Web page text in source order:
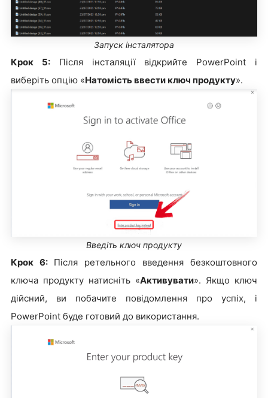
Запуск інсталятора
Крок 5:Після інсталяції відкрийте PowerPoint і
виберіть опцію «Натомість ввести ключ продукту».
Введіть ключ продукту
Крок 6: Після ретельного введення безкоштовного
ключа продукту натисніть «Активувати». Якщо ключ
дійсний, ви побачите повідомлення про успіх, і
PowerPoint буде готовий до використання.